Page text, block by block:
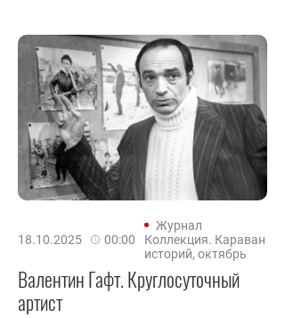
18.10.2025 00:00
Журнал
Коллекция. Караван
историй, октябрь
Валентин Гафт. Круглосуточный
артист